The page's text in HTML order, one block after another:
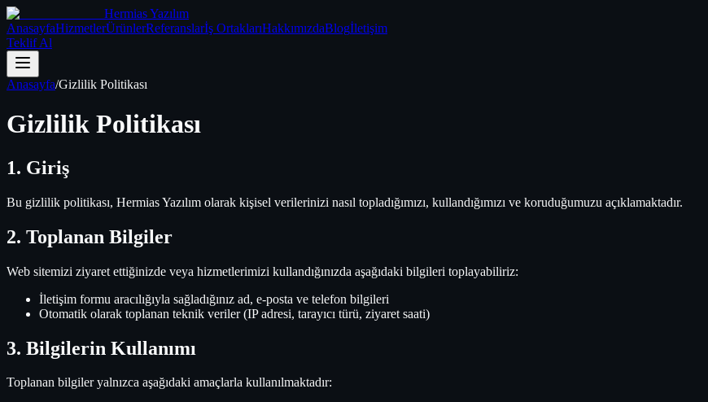
Hermias Yazılım
AnasayfaHizmetlerÜrünlerReferanslarİş OrtaklarıHakkımızdaBlogİletişim
Teklif Al
Anasayfa/Gizlilik Politikası
Gizlilik Politikası
1. Giriş
Bu gizlilik politikası, Hermias Yazılım olarak kişisel verilerinizi nasıl topladığımızı, kullandığımızı ve koruduğumuzu açıklamaktadır.
2. Toplanan Bilgiler
Web sitemizi ziyaret ettiğinizde veya hizmetlerimizi kullandığınızda aşağıdaki bilgileri toplayabiliriz:
İletişim formu aracılığıyla sağladığınız ad, e-posta ve telefon bilgileri
Otomatik olarak toplanan teknik veriler (IP adresi, tarayıcı türü, ziyaret saati)
3. Bilgilerin Kullanımı
Toplanan bilgiler yalnızca aşağıdaki amaçlarla kullanılmaktadır: